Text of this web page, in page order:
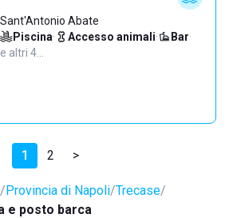
Sant'Antonio Abate
Piscina· Accesso animali· Bar·
e altri 4…
1 2 >
Provincia di Napoli Trecase
e posto barca